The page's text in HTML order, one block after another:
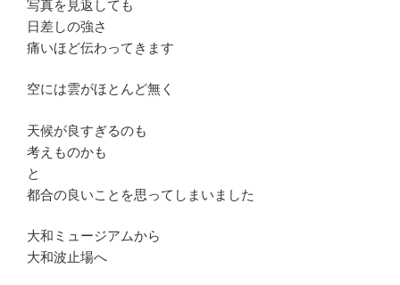
写真を見返しても
日差しの強さ
痛いほど伝わってきます
空には雲がほとんど無く
天候が良すぎるのも
考えものかも
と
都合の良いことを思ってしまいました
大和ミュージアムから
大和波止場へ